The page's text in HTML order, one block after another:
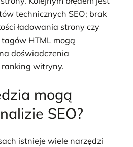
technicznych SEO; brak
ładowania strony czy
HTML mogą
doświadczenia
witryny.
mogą
SEO?
istnieje wiele narzędzi